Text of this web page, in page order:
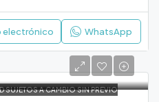
electrónico WhatsApp
SUJETOS A CAMBIO SIN PREVIO